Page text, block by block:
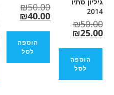
₪50.00
40.00
2018
₪50.00
₪35.00